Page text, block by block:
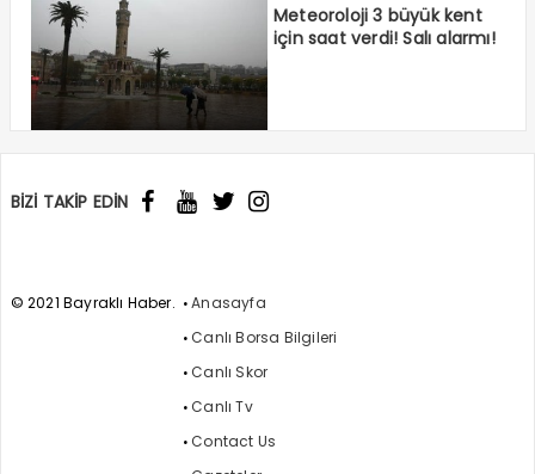
Meteoroloji 3 büyük kent
için saat verdi! Salı alarmı!
BİZİ TAKİP EDİN
© 2021 Bayraklı Haber.
Anasayfa
Canlı Borsa Bilgileri
Canlı Skor
Canlı Tv
Contact Us